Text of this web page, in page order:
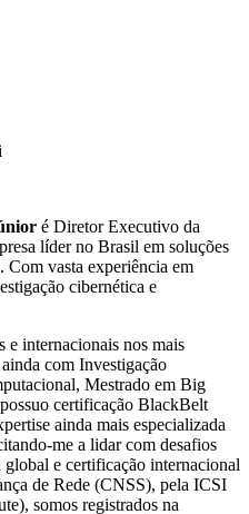
é Diretor Executivo da
líder no Brasil em soluções
Com vasta experiência em
cibernética e
e internacionais nos mais
com Investigação
Mestrado em Big
certificação BlackBelt
ainda mais especializada
me a lidar com desafios
global e certificação internacional
de Rede (CNSS), pela ICSI
somos registrados na